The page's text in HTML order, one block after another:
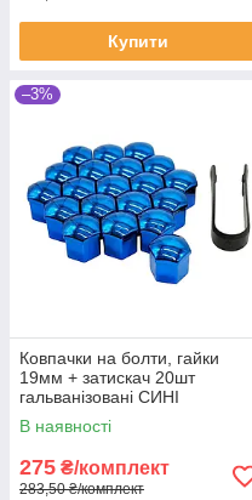
Купити
–3%
Ковпачки на болти, гайки
19мм + затискач 20шт
гальванізовані СИНІ
В наявності
275 ₴/комплект
283,50 ₴/комплект